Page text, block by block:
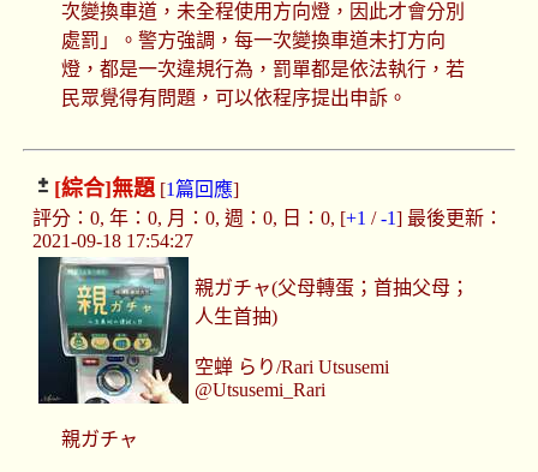
次變換車道，未全程使用方向燈，因此才會分別
處罰」。警方強調，每一次變換車道未打方向
燈，都是一次違規行為，罰單都是依法執行，若
民眾覺得有問題，可以依程序提出申訴。
[綜合]無題[1篇回應]
評分：0, 年：0, 月：0, 週：0, 日：0, [+1 /-1] 最後更新：
2021-09-18 17:54:27
親ガチャ(父母轉蛋；首抽父母；
人生首抽)
空蝉 らり/Rari Utsusemi
@Utsusemi_Rari
親ガチャ